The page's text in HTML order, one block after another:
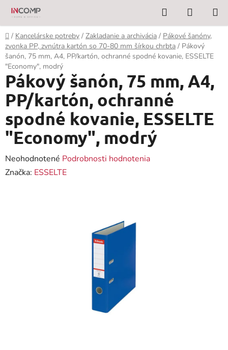
Prejsť
obsah
Hľadať
KOŠÍK
Domov
/ Kancelárske potreby / Zakladanie a archivácia / Pákové šanóny,
zvonka PP, zvnútra kartón so 70-80 mm šírkou chrbta / Pákový
šanón, 75 mm, A4, PP/kartón, ochranné spodné kovanie, ESSELTE
"Economy", modrý
Pákový šanón, 75 mm, A4,
PP/kartón, ochranné
spodné kovanie, ESSELTE
"Economy", modrý
Priemerné
hodnotenie
Neohodnotené Podrobnosti hodnotenia
Značka: ESSELTE